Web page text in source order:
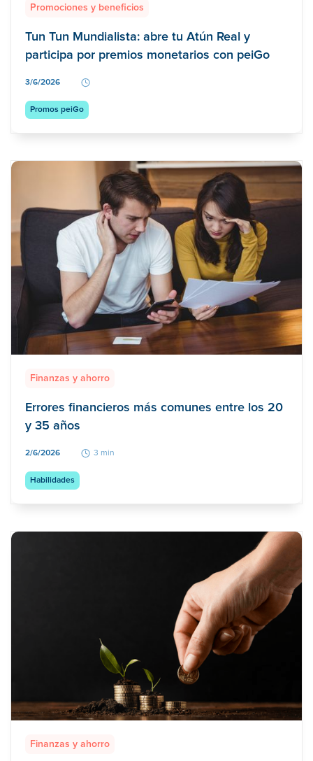
Promociones y beneficios
Tun Tun Mundialista: abre tu Atún Real y
participa por premios monetarios con peiGo
3/6/2026
Promos peiGo
Finanzas y ahorro
Errores financieros más comunes entre los 20
y 35 años
2/6/2026 3 min
Habilidades
Finanzas y ahorro